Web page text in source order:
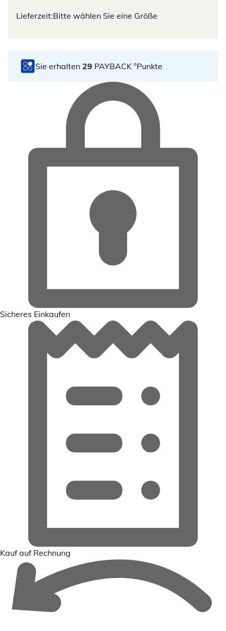
Lieferzeit:Bitte wählen Sie eine Größe
Sie erhalten 29 PAYBACK °Punkte
Sicheres Einkaufen
Kauf auf Rechnung